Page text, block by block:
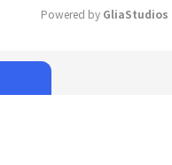
Powered by GliaStudios